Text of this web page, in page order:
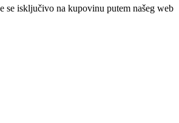
se isključivo na kupovinu putem našeg web